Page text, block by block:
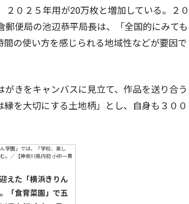
０２５年用が20万枚と増加している。２０
郵便局の池辺恭平局長は、「全国的にみても
の使い方を感じられる地域性などが要因で
きをキャンバスに見立て、作品を送り合う
を大切にする土地柄」とし、自身も３００
えた「横浜きりん
「食育菜園」で五